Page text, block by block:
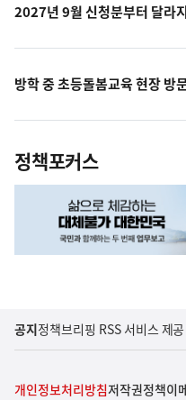
2027년 9월 신청분부터 달라
방학 중 초등돌봄교육 현장 방
정책포커스
공지정책브리핑 RSS 서비스 제
개인정보처리방침저작권정책이